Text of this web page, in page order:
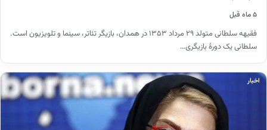
۵ ماه قبل
فقیهه سلطانی متولد ۲۹ مرداد ۱۳۵۳ در همدان، بازیگر تئاتر، سینما و تلویزیون است.
سلطانی یک دورهٔ بازیگری…
اخبار